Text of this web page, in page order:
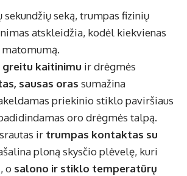
sekundžių seką, trumpas fizinių
atskleidžia, kodėl kiekvienas
greitu kaitinimu ir drėgmės
sausas oras sumažina
priekinio stiklo paviršiaus
oro drėgmės talpą.
ir trumpas kontaktas su
ploną skysčio plėvelę, kuri
o salono ir stiklo temperatūrų